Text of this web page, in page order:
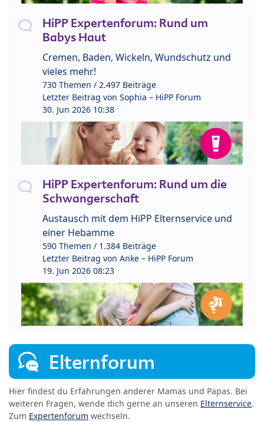
HiPP Expertenforum: Rund um
Babys Haut
Cremen, Baden, Wickeln, Wundschutz und
vieles mehr!
730 Themen / 2.497 Beiträge
Letzter Beitrag von Sophia – HiPP Forum
30. Jun 2026 10:38
HiPP Expertenforum: Rund um die
Schwangerschaft
Austausch mit dem HiPP Elternservice und
einer Hebamme
590 Themen / 1.384 Beiträge
Letzter Beitrag von Anke – HiPP Forum
19. Jun 2026 08:23
Elternforum
Hier findest du Erfahrungen anderer Mamas und Papas. Bei
weiteren Fragen, wende dich gerne an unseren Elternservice.
Zum Expertenforum wechseln.